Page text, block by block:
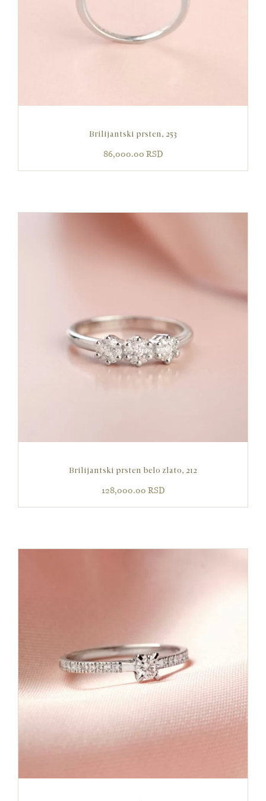
Brilijantski prsten, 253
86,000.00 RSD
Brilijantski prsten belo zlato, 212
128,000.00 RSD